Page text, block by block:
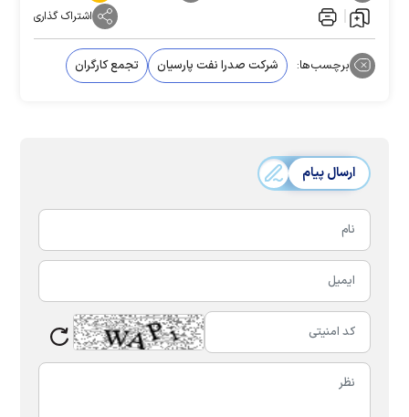
اشتراک گذاری
برچسب‌ها: شرکت صدرا نفت پارسیان تجمع کارگران
ارسال پیام